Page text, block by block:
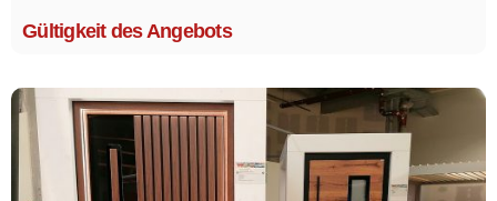
Gültigkeit des Angebots